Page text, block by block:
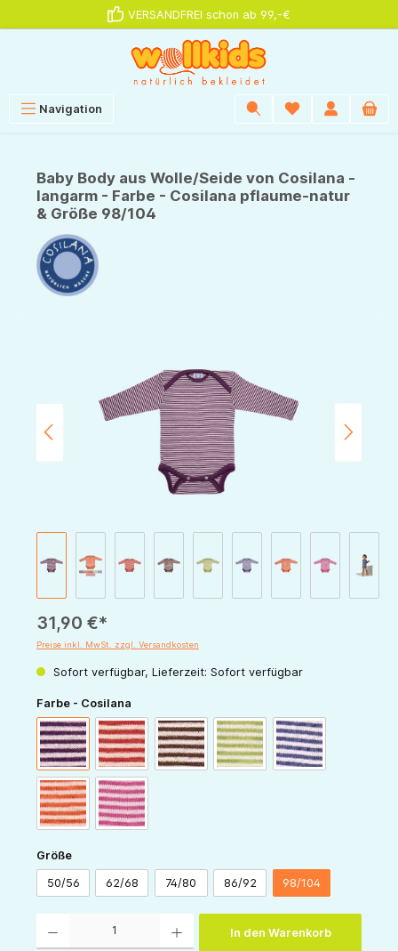
VERSANDFREI schon ab 99,-€
Navigation
Baby Body aus Wolle/Seide von Cosilana -
langarm - Farbe - Cosilana pflaume-natur
& Größe 98/104
31,90 €*
Preise inkl. MwSt. zzgl. Versandkosten
Sofort verfügbar, Lieferzeit: Sofort verfügbar
Farbe - Cosilana
pflaume-naturrot-natur schoko-naturgrün-naturmarine-natur
orange-naturpink-natur
Größeauswählen
50/56 62/68 74/80 86/92 98/104
In den Warenkorb